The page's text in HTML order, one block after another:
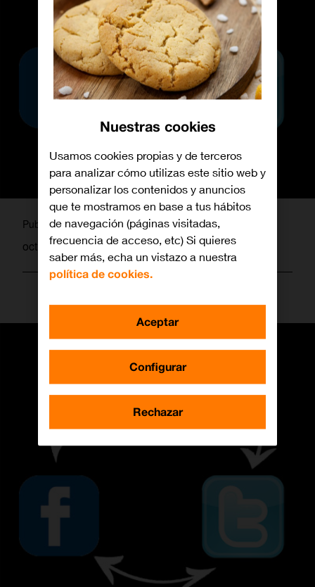
Publicado pormartagamez
octubre 22, 2010
Nuestras cookies
Usamos cookies propias y de terceros
para analizar cómo utilizas este sitio web y
personalizar los contenidos y anuncios
que te mostramos en base a tus hábitos
de navegación (páginas visitadas,
frecuencia de acceso, etc) Si quieres
saber más, echa un vistazo a nuestra
política de cookies.
Configurar
Rechazar
Aceptar